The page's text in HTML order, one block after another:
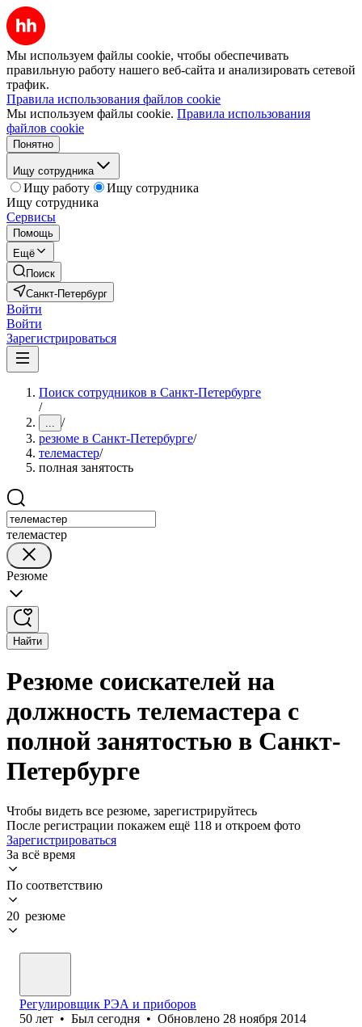
Мы используем файлы cookie, чтобы обеспечивать
правильную работу нашего веб-сайта и анализировать сетевой
трафик.
Правила использования файлов cookie
Мы используем файлы cookie. Правила использования
файлов cookie
Понятно
Ищу сотрудника
Ищу работу
Ищу сотрудника
Ищу сотрудника
Сервисы
Помощь
Ещё
Поиск
Санкт-Петербург
Войти
Войти
Зарегистрироваться
Поиск сотрудников в Санкт-Петербурге
/
... /
резюме в Санкт-Петербурге/
телемастер/
полная занятость
телемастер
Резюме
Найти
Резюме соискателей на
должность телемастера с
полной занятостью в Санкт-
Петербурге
Чтобы видеть все резюме, зарегистрируйтесь
После регистрации покажем ещё 118 и откроем фото
Зарегистрироваться
За всё время
По соответствию
20 резюме
Регулировщик РЭА и приборов
50 лет • Был сегодня • Обновлено 28 ноября 2014